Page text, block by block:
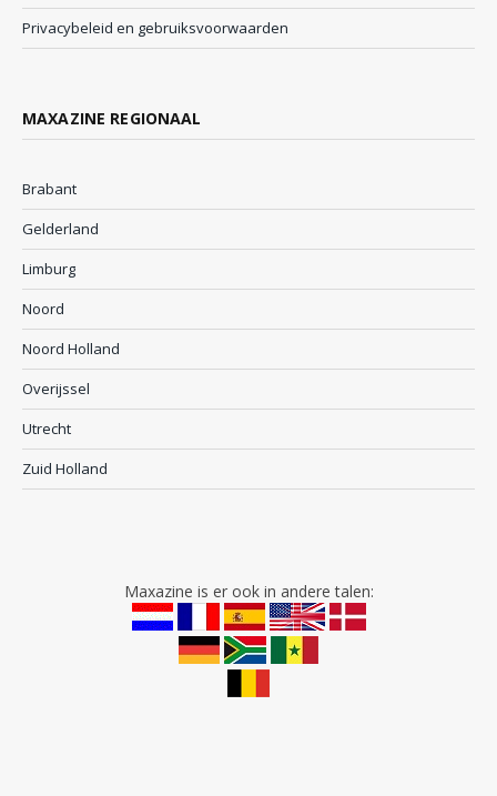
Privacybeleid en gebruiksvoorwaarden
MAXAZINE REGIONAAL
Brabant
Gelderland
Limburg
Noord
Noord Holland
Overijssel
Utrecht
Zuid Holland
Maxazine is er ook in andere talen: